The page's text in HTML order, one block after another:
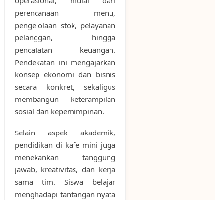
perencanaan menu,
pengelolaan stok, pelayanan
pelanggan, hingga
pencatatan keuangan.
Pendekatan ini mengajarkan
konsep ekonomi dan bisnis
secara konkret, sekaligus
membangun keterampilan
sosial dan kepemimpinan.
Selain aspek akademik,
pendidikan di kafe mini juga
menekankan tanggung
jawab, kreativitas, dan kerja
sama tim. Siswa belajar
menghadapi tantangan nyata